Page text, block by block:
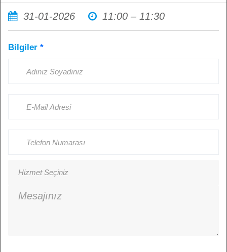
İmplant Tedavisi Sonrası Ağız
Hijyenine Dikkat Etmemenin
Sonuçları: Sağlıklı İmplantlar İçin
Kişi Görüntüledi: 4513
31-01-2026 11:00 – 11:30
Bilgiler *